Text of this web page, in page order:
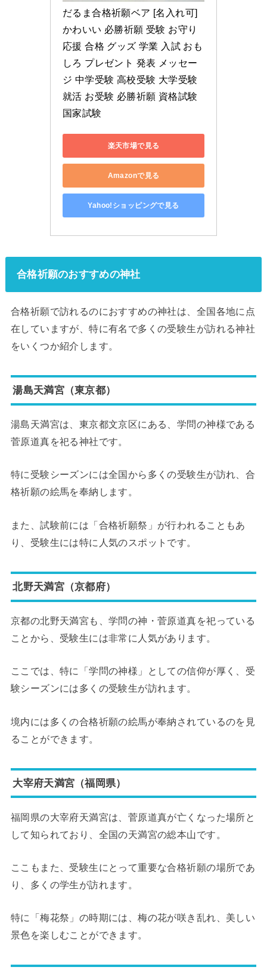
だるま合格祈願ベア [名入れ可]
かわいい 必勝祈願 受験 お守り
応援 合格 グッズ 学業 入試 おも
しろ プレゼント 発表 メッセー
ジ 中学受験 高校受験 大学受験
就活 お受験 必勝祈願 資格試験
国家試験
楽天市場で見る
Amazonで見る
Yahoo!ショッピングで見る
合格祈願のおすすめの神社
合格祈願で訪れるのにおすすめの神社は、全国各地に点
在していますが、特に有名で多くの受験生が訪れる神社
をいくつか紹介します。
湯島天満宮（東京都）
湯島天満宮は、東京都文京区にある、学問の神様である
菅原道真を祀る神社です。
特に受験シーズンには全国から多くの受験生が訪れ、合
格祈願の絵馬を奉納します。
また、試験前には「合格祈願祭」が行われることもあ
り、受験生には特に人気のスポットです。
北野天満宮（京都府）
京都の北野天満宮も、学問の神・菅原道真を祀っている
ことから、受験生には非常に人気があります。
ここでは、特に「学問の神様」としての信仰が厚く、受
験シーズンには多くの受験生が訪れます。
境内には多くの合格祈願の絵馬が奉納されているのを見
ることができます。
大宰府天満宮（福岡県）
福岡県の大宰府天満宮は、菅原道真が亡くなった場所と
して知られており、全国の天満宮の総本山です。
ここもまた、受験生にとって重要な合格祈願の場所であ
り、多くの学生が訪れます。
特に「梅花祭」の時期には、梅の花が咲き乱れ、美しい
景色を楽しむことができます。